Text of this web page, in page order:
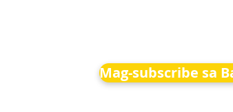
Mag-subscribe sa